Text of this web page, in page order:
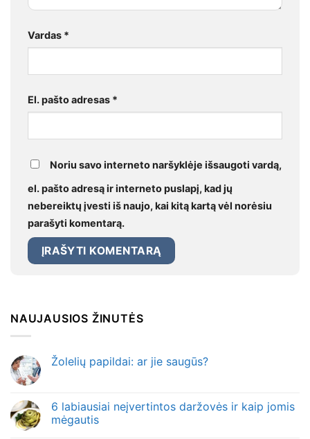
Vardas *
El. pašto adresas *
Noriu savo interneto naršyklėje išsaugoti vardą,
el. pašto adresą ir interneto puslapį, kad jų
nebereiktų įvesti iš naujo, kai kitą kartą vėl norėsiu
parašyti komentarą.
NAUJAUSIOS ŽINUTĖS
Žolelių papildai: ar jie saugūs?
6 labiausiai neįvertintos daržovės ir kaip jomis
mėgautis